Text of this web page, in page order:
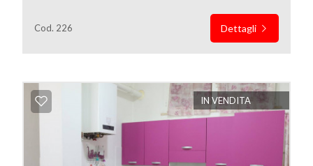
Cod. 226 Dettagli
IN VENDITA